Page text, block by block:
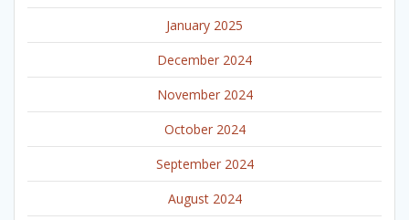
January 2025
December 2024
November 2024
October 2024
September 2024
August 2024